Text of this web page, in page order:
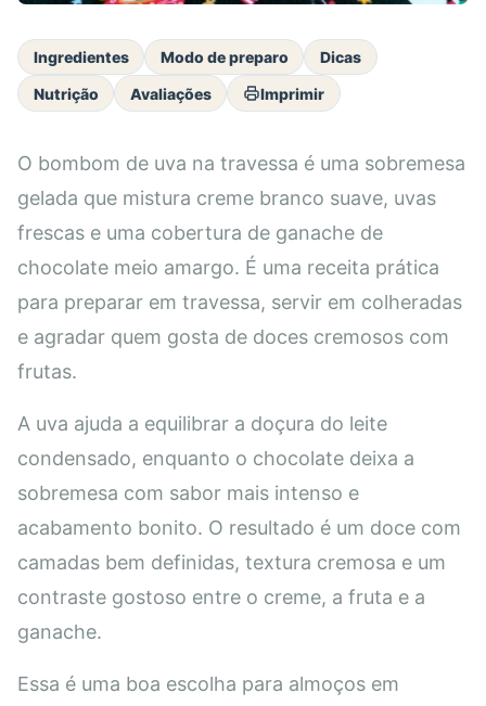
Ingredientes Modo de preparo
Dicas
Nutrição
Avaliações Imprimir
O bombom de uva na travessa é uma sobremesa
gelada que mistura creme branco suave, uvas
frescas e uma cobertura de ganache de
chocolate meio amargo. É uma receita prática
para preparar em travessa, servir em colheradas
e agradar quem gosta de doces cremosos com
frutas.
A uva ajuda a equilibrar a doçura do leite
condensado, enquanto o chocolate deixa a
sobremesa com sabor mais intenso e
acabamento bonito. O resultado é um doce com
camadas bem definidas, textura cremosa e um
contraste gostoso entre o creme, a fruta e a
ganache.
Essa é uma boa escolha para almoços em